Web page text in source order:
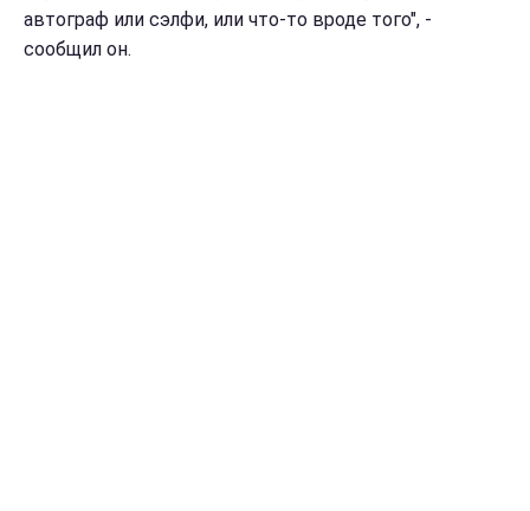
автограф или сэлфи, или что-то вроде того", -
сообщил он.